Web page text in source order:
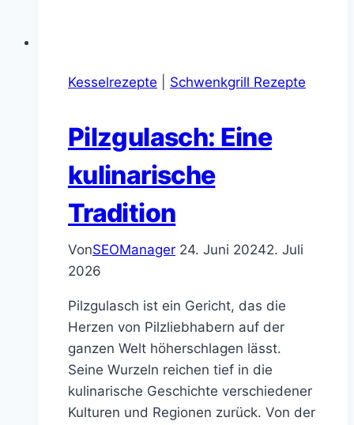
Kesselrezepte Schwenkgrill Rezepte
Pilzgulasch: Eine
kulinarische
Tradition
VonSEOManager 24. Juni 20242. Juli
2026
Pilzgulasch ist ein Gericht, das die
Herzen von Pilzliebhabern auf der
ganzen Welt höherschlagen lässt.
Seine Wurzeln reichen tief in die
kulinarische Geschichte verschiedener
Kulturen und Regionen zurück. Von der